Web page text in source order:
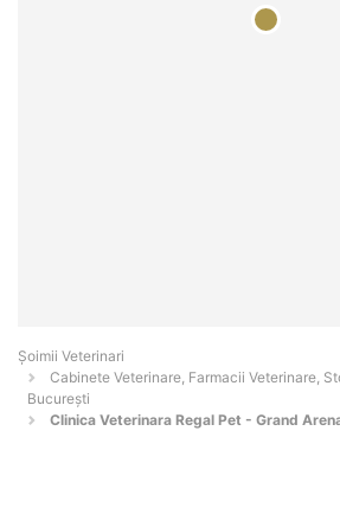
Șoimii Veterinari
Cabinete Veterinare, Farmacii Veterinare,
Bucureşti
Clinica Veterinara Regal Pet - Grand